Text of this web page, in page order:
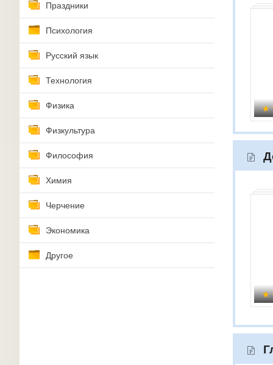
Праздники
Психология
Русский язык
Технология
Физика
Физкультура
Философия
Химия
Черчение
Экономика
Другое